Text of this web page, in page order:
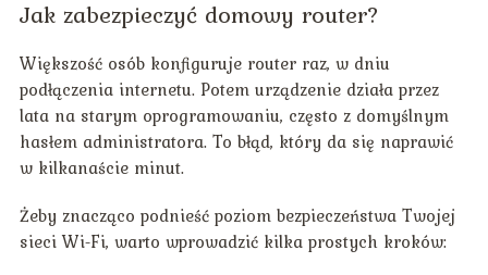
Jak zabezpieczyć domowy router?
Większość osób konfiguruje router raz, w dniu
podłączenia internetu. Potem urządzenie działa przez
lata na starym oprogramowaniu, często z domyślnym
hasłem administratora. To błąd, który da się naprawić
w kilkanaście minut.
Żeby znacząco podnieść poziom bezpieczeństwa Twojej
sieci Wi-Fi, warto wprowadzić kilka prostych kroków: